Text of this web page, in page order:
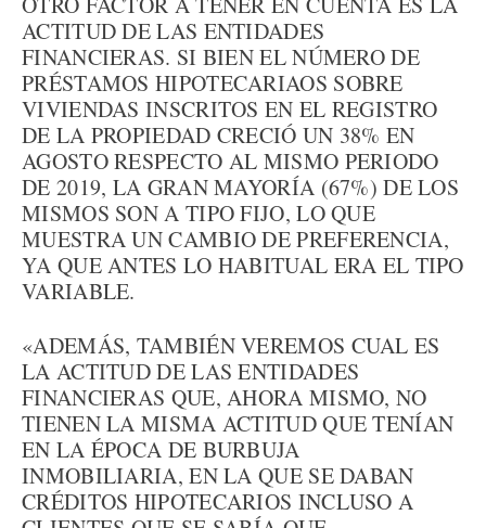
ACTITUD DE LAS ENTIDADES
FINANCIERAS. SI BIEN EL NÚMERO DE
PRÉSTAMOS HIPOTECARIAOS SOBRE
VIVIENDAS INSCRITOS EN EL REGISTRO
DE LA PROPIEDAD CRECIÓ UN 38% EN
AGOSTO RESPECTO AL MISMO PERIODO
DE 2019, LA GRAN MAYORÍA (67%) DE LOS
MISMOS SON A TIPO FIJO, LO QUE
MUESTRA UN CAMBIO DE PREFERENCIA,
YA QUE ANTES LO HABITUAL ERA EL TIPO
VARIABLE.
«ADEMÁS, TAMBIÉN VEREMOS CUAL ES
LA ACTITUD DE LAS ENTIDADES
FINANCIERAS QUE, AHORA MISMO, NO
TIENEN LA MISMA ACTITUD QUE TENÍAN
EN LA ÉPOCA DE BURBUJA
INMOBILIARIA, EN LA QUE SE DABAN
CRÉDITOS HIPOTECARIOS INCLUSO A